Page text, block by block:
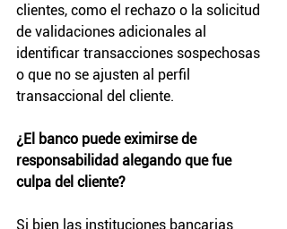
clientes, como el rechazo o la solicitud
de validaciones adicionales al
identificar transacciones sospechosas
o que no se ajusten al perfil
transaccional del cliente.
¿El banco puede eximirse de
responsabilidad alegando que fue
culpa del cliente?
Si bien las instituciones bancarias